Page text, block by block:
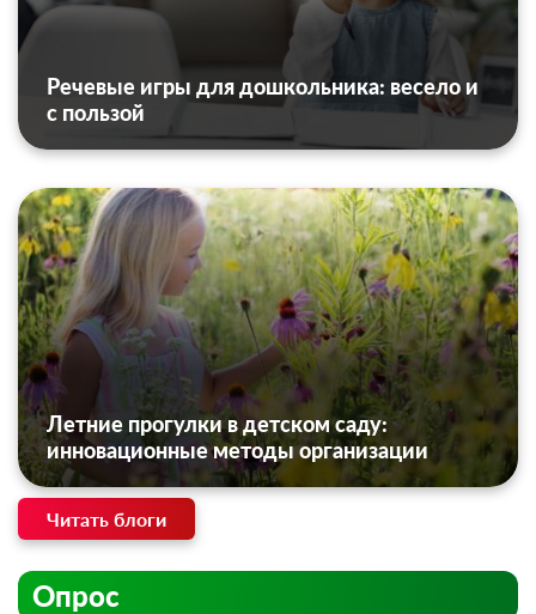
Речевые игры для дошкольника: весело и
с пользой
Летние прогулки в детском саду:
инновационные методы организации
Читать блоги
Опрос